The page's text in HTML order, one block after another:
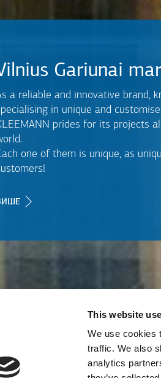
This website
We use cookies
traffic. We also
analytics
Gariunai
a reliable and innovative brand,
in unique and
prides for its projects
one of them is unique, as